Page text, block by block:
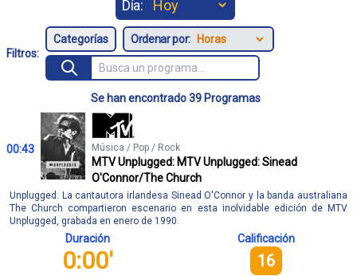
Día:
Filtros:
Ordenar por:
Se han encontrado 39 Programas
00:43 Música / Pop / Rock
MTV Unplugged: MTV Unplugged: Sinead
O'Connor/The Church
Unplugged. La cantautora irlandesa Sinead O'Connor y la banda australiana
The Church compartieron escenario en esta inolvidable edición de MTV
Unplugged, grabada en enero de 1990.
Duración
0:00'
Calificación
16